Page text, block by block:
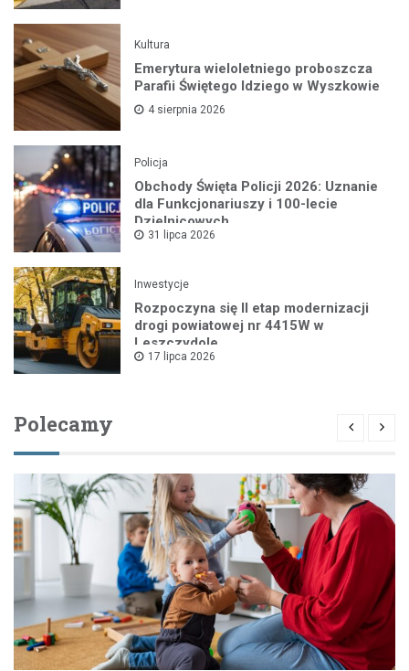
Kultura
Emerytura wieloletniego proboszcza
Parafii Świętego Idziego w Wyszkowie
4 sierpnia 2026
Policja
Obchody Święta Policji 2026: Uznanie
dla Funkcjonariuszy i 100-lecie
Dzielnicowych
31 lipca 2026
Inwestycje
Rozpoczyna się II etap modernizacji
drogi powiatowej nr 4415W w
Leszczydole
17 lipca 2026
Polecamy